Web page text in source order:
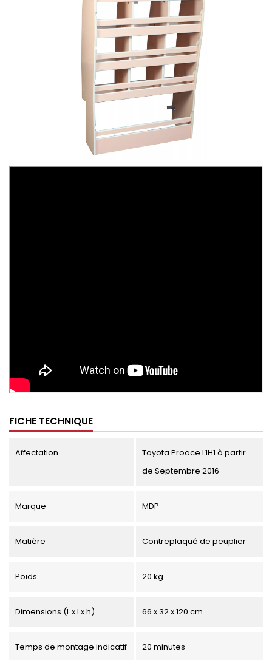
FICHE TECHNIQUE
Affectation
Toyota Proace L1H1 à partir
de Septembre 2016
Marque MDP
Matière Contreplaqué de peuplier
Poids 20 kg
Dimensions (L x l x h) 66 x 32 x 120 cm
Temps de montage indicatif 20 minutes